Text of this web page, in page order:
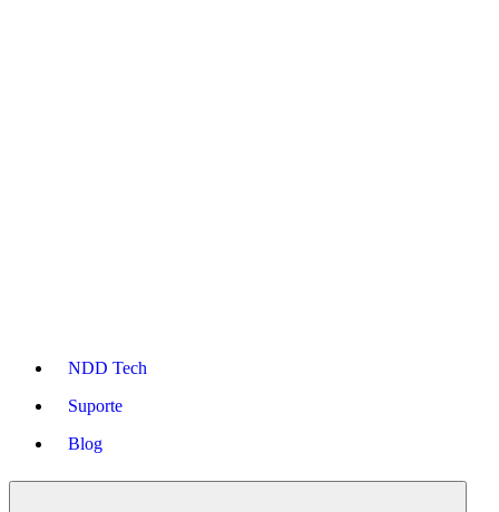
NDD Tech
Suporte
Blog